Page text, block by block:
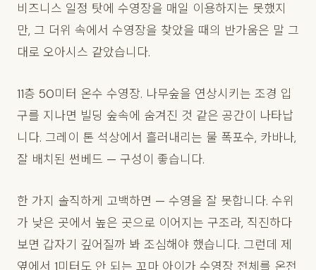
비즈니스 일정 탓에 수영장을 매일 이용하지는 못했지
만, 그 더위 속에서 수영장을 찾았을 때의 반가움은 말 그
대로 오아시스 같았습니다.
11층 50미터 온수 수영장. 나무숲을 연상시키는 조경 입
구를 지나면 빌딩 숲속에 숨겨진 것 같은 공간이 나타납
니다. 그레이 톤 석상에서 흘러내리는 물 폭포수, 카바나,
잘 배치된 썬베드 — 구성이 좋습니다.
한 가지 솔직하게 고백하면 — 수영을 잘 못합니다. 수위
가 낮은 곳에서 높은 곳으로 이어지는 구조라, 직진하다
보면 갑자기 깊어질까 봐 조심해야 했습니다. 그런데 제
옆에서 1미터도 안 되는 꼬마 아이가 수영장 전체를 온전